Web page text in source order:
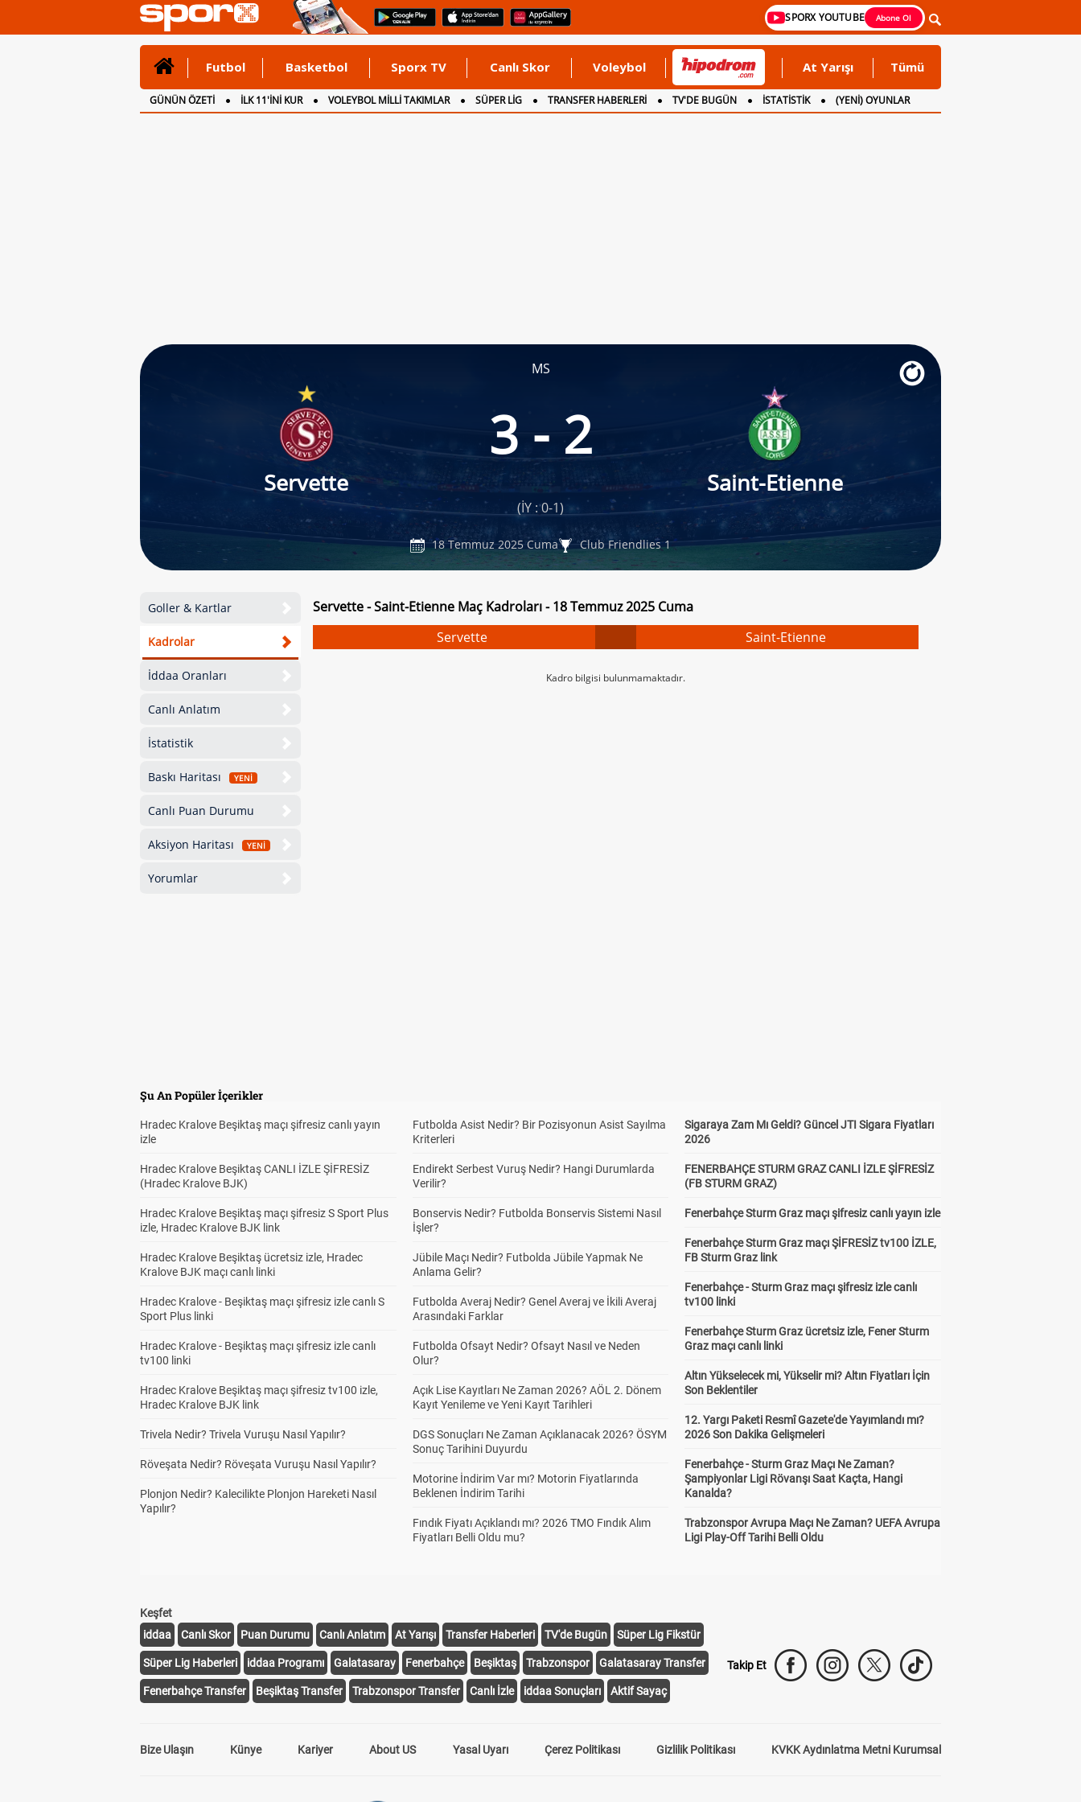
SPORX YOUTUBE Abone Ol
Futbol Basketbol Sporx TV Canlı Skor Voleybol At Yarışı Tümü
GÜNÜN ÖZETİ İLK 11'İNİ KUR VOLEYBOL MİLLİ TAKIMLAR SÜPER LİG TRANSFER HABERLERİ TV'DE BUGÜN İSTATİSTİK
(YENİ) OYUNLAR
CANLI ANLATIM
İNGİLTERE
MS
Servette
3 - 2
Saint-Etienne
(İY : 0-1)
18 Temmuz 2025 Cuma Club Friendlies 1
Goller & Kartlar
Kadrolar
İddaa Oranları
Canlı Anlatım
İstatistik
Baskı Haritası YENİ
Canlı Puan Durumu
Aksiyon Haritası YENİ
Yorumlar
Servette - Saint-Etienne Maç Kadroları - 18 Temmuz 2025 Cuma
Servette
Saint-Etienne
Kadro bilgisi bulunmamaktadır.
Şu An Popüler İçerikler
Hradec Kralove Beşiktaş maçı şifresiz canlı yayın
izle
Hradec Kralove Beşiktaş CANLI İZLE ŞİFRESİZ
(Hradec Kralove BJK)
Hradec Kralove Beşiktaş maçı şifresiz S Sport Plus
izle, Hradec Kralove BJK link
Hradec Kralove Beşiktaş ücretsiz izle, Hradec
Kralove BJK maçı canlı linki
Hradec Kralove - Beşiktaş maçı şifresiz izle canlı S
Sport Plus linki
Hradec Kralove - Beşiktaş maçı şifresiz izle canlı
tv100 linki
Hradec Kralove Beşiktaş maçı şifresiz tv100 izle,
Hradec Kralove BJK link
Trivela Nedir? Trivela Vuruşu Nasıl Yapılır?
Röveşata Nedir? Röveşata Vuruşu Nasıl Yapılır?
Plonjon Nedir? Kalecilikte Plonjon Hareketi Nasıl
Yapılır?
Futbolda Asist Nedir? Bir Pozisyonun Asist Sayılma
Kriterleri
Endirekt Serbest Vuruş Nedir? Hangi Durumlarda
Verilir?
Bonservis Nedir? Futbolda Bonservis Sistemi Nasıl
İşler?
Jübile Maçı Nedir? Futbolda Jübile Yapmak Ne
Anlama Gelir?
Futbolda Averaj Nedir? Genel Averaj ve İkili Averaj
Arasındaki Farklar
Futbolda Ofsayt Nedir? Ofsayt Nasıl ve Neden
Olur?
Açık Lise Kayıtları Ne Zaman 2026? AÖL 2. Dönem
Kayıt Yenileme ve Yeni Kayıt Tarihleri
DGS Sonuçları Ne Zaman Açıklanacak 2026? ÖSYM
Sonuç Tarihini Duyurdu
Motorine İndirim Var mı? Motorin Fiyatlarında
Beklenen İndirim Tarihi
Fındık Fiyatı Açıklandı mı? 2026 TMO Fındık Alım
Fiyatları Belli Oldu mu?
Sigaraya Zam Mı Geldi? Güncel JTI Sigara Fiyatları
2026
FENERBAHÇE STURM GRAZ CANLI İZLE ŞİFRESİZ
(FB STURM GRAZ)
Fenerbahçe Sturm Graz maçı şifresiz canlı yayın izle
Fenerbahçe Sturm Graz maçı ŞİFRESİZ tv100 İZLE,
FB Sturm Graz link
Fenerbahçe - Sturm Graz maçı şifresiz izle canlı
tv100 linki
Fenerbahçe Sturm Graz ücretsiz izle, Fener Sturm
Graz maçı canlı linki
Altın Yükselecek mi, Yükselir mi? Altın Fiyatları İçin
Son Beklentiler
12. Yargı Paketi Resmî Gazete'de Yayımlandı mı?
2026 Son Dakika Gelişmeleri
Fenerbahçe - Sturm Graz Maçı Ne Zaman?
Şampiyonlar Ligi Rövanşı Saat Kaçta, Hangi
Kanalda?
Trabzonspor Avrupa Maçı Ne Zaman? UEFA Avrupa
Ligi Play-Off Tarihi Belli Oldu
Keşfet
iddaa
Canlı Skor Puan Durumu Canlı Anlatım At Yarışı Transfer Haberleri TV'de Bugün Süper Lig Fikstür
Süper Lig Haberleri iddaa Programı Galatasaray Fenerbahçe Beşiktaş Trabzonspor Galatasaray Transfer
Fenerbahçe Transfer Beşiktaş Transfer Trabzonspor Transfer Canlı İzle iddaa Sonuçları Aktif Sayaç
Takip Et
Bize Ulaşın Künye Kariyer About US Yasal Uyarı Çerez Politikası Gizlilik Politikası KVKK Aydınlatma Metni Kurumsal